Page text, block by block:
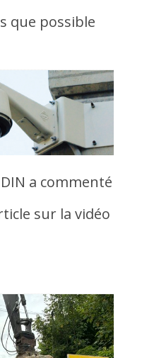
que possible
a commenté
sur la vidéo